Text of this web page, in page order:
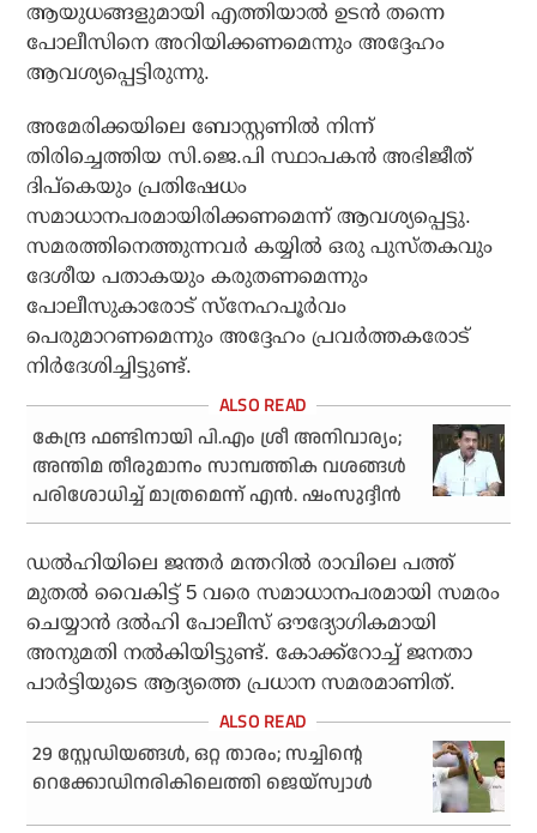
ആയുധങ്ങളുമായി എത്തിയാല്‍ ഉടന്‍ തന്നെ
പോലീസിനെ അറിയിക്കണമെന്നും അദ്ദേഹം
ആവശ്യപ്പെട്ടിരുന്നു.
അമേരിക്കയിലെ ബോസ്റ്റണില്‍ നിന്ന്
തിരിച്ചെത്തിയ സി.ജെ.പി സ്ഥാപകന്‍ അഭിജീത്
ദിപ്കെയും പ്രതിഷേധം
സമാധാനപരമായിരിക്കണമെന്ന് ആവശ്യപ്പെട്ടു.
സമരത്തിനെത്തുന്നവര്‍ കയ്യില്‍ ഒരു പുസ്തകവും
ദേശീയ പതാകയും കരുതണമെന്നും
പോലീസുകാരോട് സ്‌നേഹപൂര്‍വം
പെരുമാറണമെന്നും അദ്ദേഹം പ്രവര്‍ത്തകരോട്
നിര്‍ദേശിച്ചിട്ടുണ്ട്.
കേന്ദ്ര ഫണ്ടിനായി പി.എം ശ്രീ അനിവാര്യം;
അന്തിമ തീരുമാനം സാമ്പത്തിക വശങ്ങള്‍
പരിശോധിച്ച് മാത്രമെന്ന് എന്‍. ഷംസുദ്ദീന്‍
ഡല്‍ഹിയിലെ ജന്തര്‍ മന്തറില്‍ രാവിലെ പത്ത്
മുതല്‍ വൈകിട്ട് 5 വരെ സമാധാനപരമായി സമരം
ചെയ്യാന്‍ ദല്‍ഹി പോലീസ് ഔദ്യോഗികമായി
അനുമതി നല്‍കിയിട്ടുണ്ട്. കോക്ക്റോച്ച് ജനതാ
പാര്‍ട്ടിയുടെ ആദ്യത്തെ പ്രധാന സമരമാണിത്.
29 സ്റ്റേഡിയങ്ങൾ, ഒറ്റ താരം; സച്ചിന്റെ
റെക്കോഡിനരികിലെത്തി ജെയ്‌സ്വാൾ